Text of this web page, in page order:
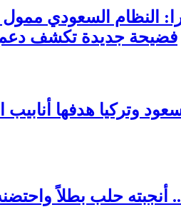
النظام السعودي ممول
فضيحة جديدة تكشف دعم
وتركيا هدفها أنابيب
.. أنجبته حلب بطلاً